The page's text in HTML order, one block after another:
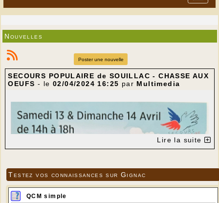
Nouvelles
Poster une nouvelle
SECOURS POPULAIRE de SOUILLAC - CHASSE AUX
OEUFS - le 02/04/2024 16:25 par Multimedia
Lire la suite
Testez vos connaissances sur Gignac
QCM simple